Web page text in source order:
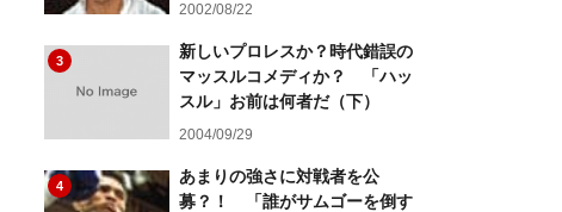
2002/08/22
3
新しいプロレスか？時代錯誤の
マッスルコメディか？ 「ハッ
スル」お前は何者だ（下）
2004/09/29
4
あまりの強さに対戦者を公
募？！ 「誰がサムゴーを倒す